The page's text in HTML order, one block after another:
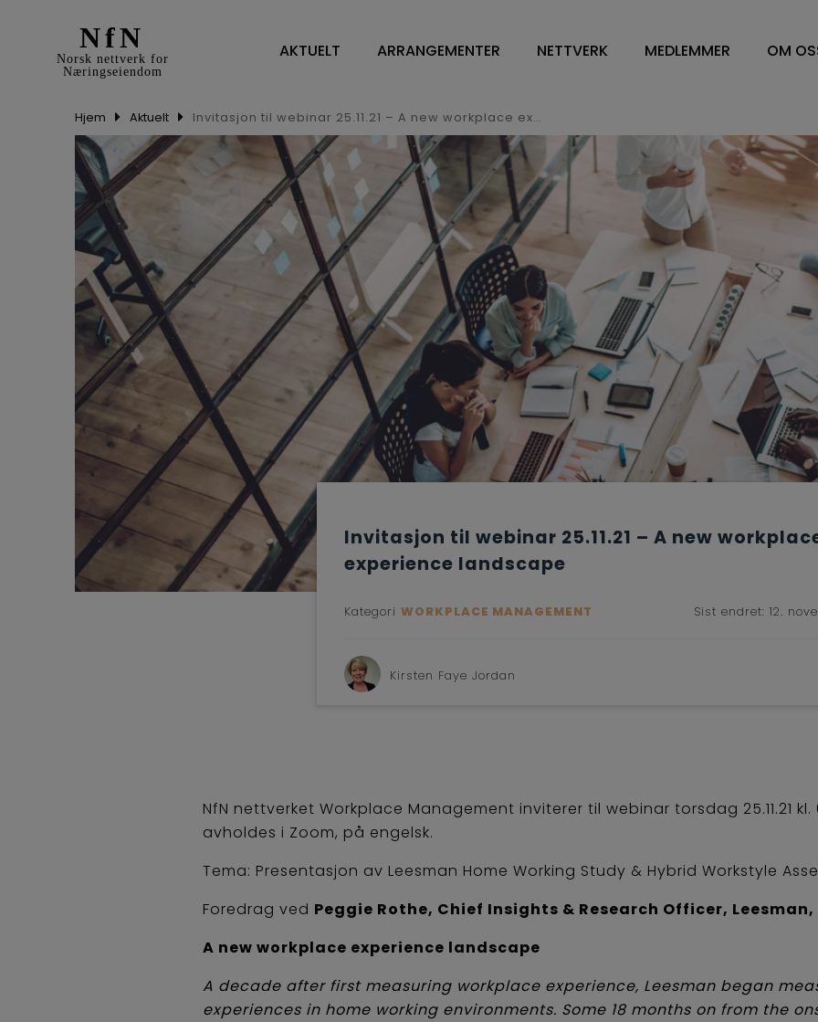
NfN
Norsk nettverk for
Næringseiendom
AKTUELT ARRANGEMENTER
NETTVERK
DV OG ENERGILEDELSE
RENHOLD
SYKEHUS
FM TOPPLEDERE
MEDLEMMER
SOFT SERVICES
HARD SERVICE
MEDLEMSKAP I NFN
OM
Hjem Aktuelt Invitasjon til webinar 25.11.21 – A new workplace experience landscape
Invitasjon til webinar 25.11.21 – A new
experience landscape
Kategori WORKPLACE MANAGEMENT Sist endret: 12.
Kirsten Faye Jordan
NfN nettverket Workplace Management inviterer til webinar torsdag 25.11.21
avholdes i Zoom, på engelsk.
Tema: Presentasjon av Leesman Home Working Study & Hybrid Workstyle
Foredrag ved Peggie Rothe, Chief Insights & Research Officer, Leesman,
A new workplace experience landscape
A decade after first measuring workplace experience, Leesman began
experiences in home working environments. Some 18 months on from the